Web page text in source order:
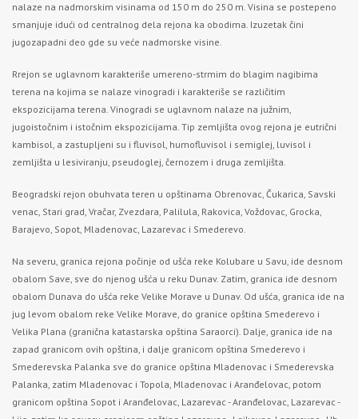
nalaze na nadmorskim visinama od 150 m do 250 m. Visina se postepeno
smanjuje idući od centralnog dela rejona ka obodima. Izuzetak čini
jugozapadni deo gde su veće nadmorske visine.
Rrejon se uglavnom karakteriše umereno-strmim do blagim nagibima
terena na kojima se nalaze vinogradi i karakteriše se različitim
ekspozicijama terena. Vinogradi se uglavnom nalaze na južnim,
jugoistočnim i istočnim ekspozicijama. Tip zemljišta ovog rejona je eutrični
kambisol, a zastupljeni su i fluvisol, humofluvisol i semiglej, luvisol i
zemljišta u lesiviranju, pseudoglej, černozem i druga zemljišta.
Beogradski rejon obuhvata teren u opštinama Obrenovac, Čukarica, Savski
venac, Stari grad, Vračar, Zvezdara, Palilula, Rakovica, Voždovac, Grocka,
Barajevo, Sopot, Mladenovac, Lazarevac i Smederevo.
Na severu, granica rejona počinje od ušća reke Kolubare u Savu, ide desnom
obalom Save, sve do njenog ušća u reku Dunav. Zatim, granica ide desnom
obalom Dunava do ušća reke Velike Morave u Dunav. Od ušća, granica ide na
jug levom obalom reke Velike Morave, do granice opština Smederevo i
Velika Plana (granična katastarska opština Saraorci). Dalje, granica ide na
zapad granicom ovih opština, i dalje granicom opština Smederevo i
Smederevska Palanka sve do granice opština Mladenovac i Smederevska
Palanka, zatim Mladenovac i Topola, Mladenovac i Aranđelovac, potom
granicom opština Sopot i Aranđelovac, Lazarevac - Aranđelovac, Lazarevac -